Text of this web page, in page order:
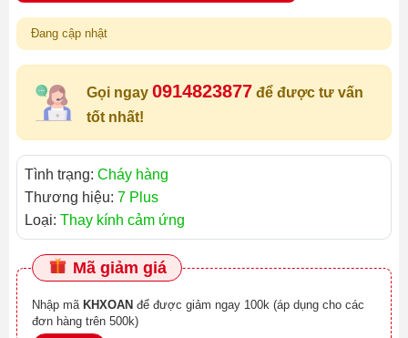
Đang cập nhật
Gọi ngay 0914823877 để được tư vấn
tốt nhất!
Tình trạng: Cháy hàng
Thương hiệu: 7 Plus
Loại: Thay kính cảm ứng
Mã giảm giá
Nhập mã KHXOAN
đơn hàng trên 500k)